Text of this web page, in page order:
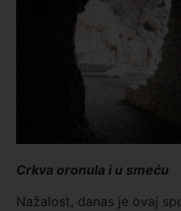
Crkva oronula i u smeću
Nažalost, danas je ovaj